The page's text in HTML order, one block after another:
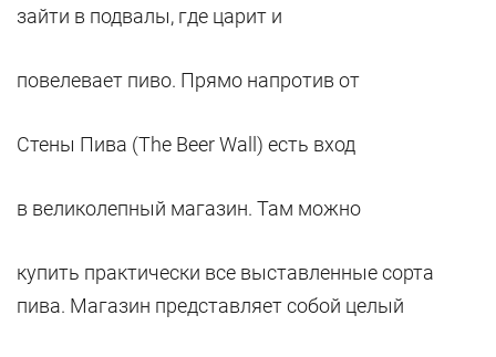
зайти в подвалы, где царит и
повелевает пиво. Прямо напротив от
Стены Пива (The Beer Wall) есть вход
в великолепный магазин. Там можно
купить практически все выставленные сорта
пива. Магазин представляет собой целый